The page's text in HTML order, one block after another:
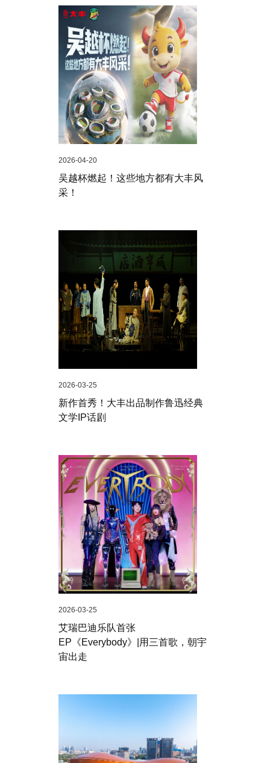
2026-04-20
吴越杯燃起！这些地方都有大丰风
采！
2026-03-25
新作首秀！大丰出品制作鲁迅经典
文学IP话剧
2026-03-25
艾瑞巴迪乐队首张
EP《Everybody》|用三首歌，朝宇
宙出走